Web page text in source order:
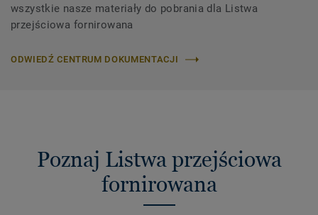
wszystkie nasze materiały do ​​pobrania dla Listwa
przejściowa fornirowana
ODWIEDŹ CENTRUM DOKUMENTACJI
Poznaj Listwa przejściowa
fornirowana